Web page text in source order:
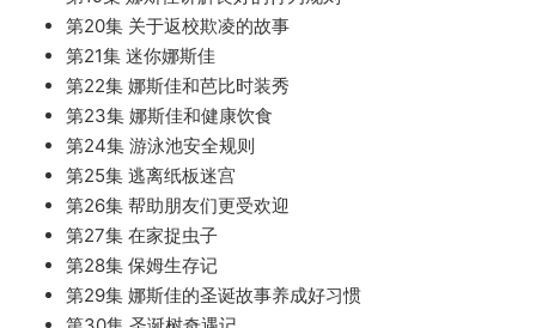
第20集 关于返校欺凌的故事
第21集 迷你娜斯佳
第22集 娜斯佳和芭比时装秀
第23集 娜斯佳和健康饮食
第24集 游泳池安全规则
第25集 逃离纸板迷宫
第26集 帮助朋友们更受欢迎
第27集 在家捉虫子
第28集 保姆生存记
第29集 娜斯佳的圣诞故事养成好习惯